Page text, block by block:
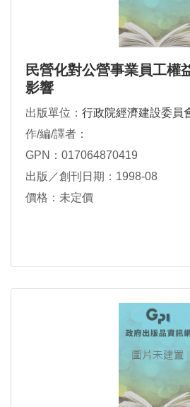
民營化對公營事業員工權
影響
出版單位： 行政院經濟建設委員
作/編/譯者：
GPN：017064870419
出版／創刊日期：1998-08
價格：未定價